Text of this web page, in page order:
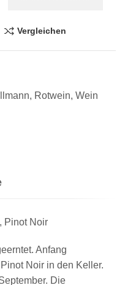
Vergleichen
, Rotwein, Wein
Pinot Noir
Anfang
Noir in den Keller.
Die